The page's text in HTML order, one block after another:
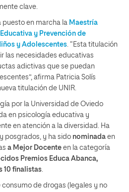
clave.
puesto en marcha la Maestría
y Prevención de
y Adolescentes. “Esta titulación
las necesidades educativas
adictivas que se puedan
afirma Patricia Solís
titulación de UNIR.
por la Universidad de Oviedo
en psicología educativa y
en atención a la diversidad. Ha
posgrados, y ha sido nominada en
a Mejor Docente en la categoría
Premios Educa Abanca,
10 finalistas.
consumo de drogas (legales y no